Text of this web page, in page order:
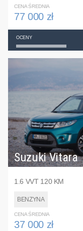
CENA ŚREDNIA
77 000 zł
OCENY
Suzuki Vitara
1.6 VVT 120 KM
BENZYNA
CENA ŚREDNIA
37 000 zł